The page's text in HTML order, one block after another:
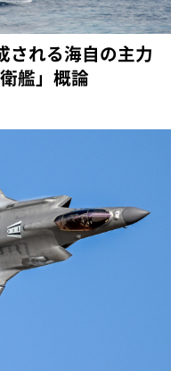
される海自の主力
艦」概論